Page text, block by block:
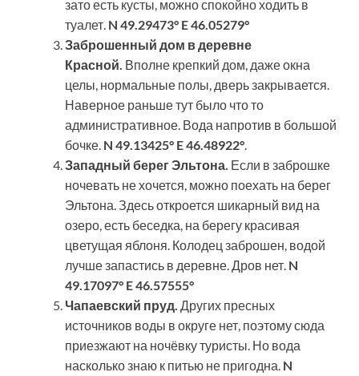
зато есть кусты, можно спокойно ходить в
туалет. N 49.29473° E 46.05279°
Заброшенный дом в деревне
Красной. Вполне крепкий дом, даже окна
целы, нормальные полы, дверь закрывается.
Наверное раньше тут было что то
административное. Вода напротив в большой
бочке. N 49.13425° E 46.48922°
Западный берег Эльтона. Если в заброшке
ночевать не хочется, можно поехать на берег
Эльтона. Здесь откроется шикарный вид на
озеро, есть беседка, на берегу красивая
цветущая яблоня. Колодец заброшен, водой
лучше запастись в деревне. Дров нет. N
49.17097° E 46.57555°
Чапаевский пруд. Других пресных
источников воды в округе нет, поэтому сюда
приезжают на ночёвку туристы. Но вода
насколько знаю к питью не пригодна. N